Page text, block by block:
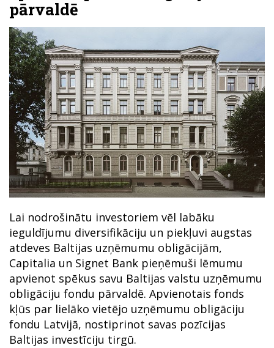
pārvaldē
Lai nodrošinātu investoriem vēl labāku
ieguldījumu diversifikāciju un piekļuvi augstas
atdeves Baltijas uzņēmumu obligācijām,
Capitalia un Signet Bank pieņēmuši lēmumu
apvienot spēkus savu Baltijas valstu uzņēmumu
obligāciju fondu pārvaldē. Apvienotais fonds
kļūs par lielāko vietējo uzņēmumu obligāciju
fondu Latvijā, nostiprinot savas pozīcijas
Baltijas investīciju tirgū.